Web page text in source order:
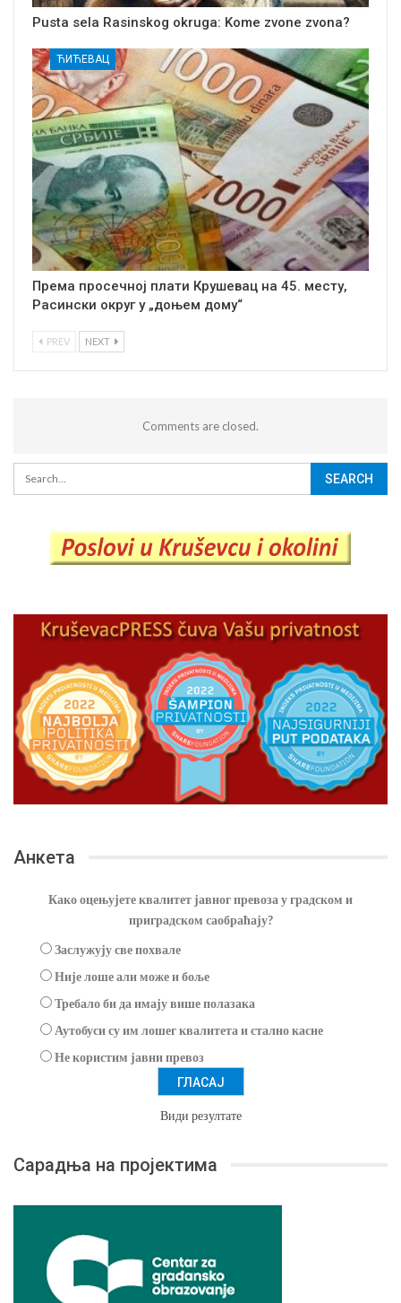
Pusta sela Rasinskog okruga: Kome zvone zvona?
ЋИЋЕВАЦ
Према просечној плати Крушевац на 45. месту,
Расински округ у „доњем дому“
PREV NEXT
Comments are closed.
Анкета
Како оцењујете квалитет јавног превоза у градском и
приградском саобраћају?
Заслужују све похвале
Није лоше али може и боље
Требало би да имају више полазака
Аутобуси су им лошег квалитета и стално касне
Не користим јавни превоз
Види резултате
Сарадња на пројектима